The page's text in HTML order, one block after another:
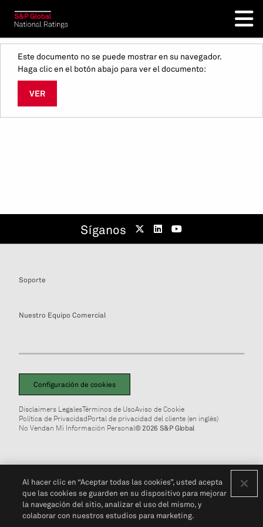
Este documento no se puede mostrar en su navegador.
Haga clic en el botón abajo para ver el documento:
VER
Síganos
Soporte
Nuestro Equipo Comercial
Configuración de cookies
Disclaimers LegalesTérminos de UsoAviso de Cookie
Política de PrivacidadPortal de privacidad del cliente (en inglés)
No Vendan Mi Información Personal© 2026 S&P Global
Al hacer clic en “Aceptar todas las cookies”, usted acepta
que las cookies se guarden en su dispositivo para mejorar
la navegación del sitio, analizar el uso del mismo, y
colaborar con nuestros estudios para marketing.